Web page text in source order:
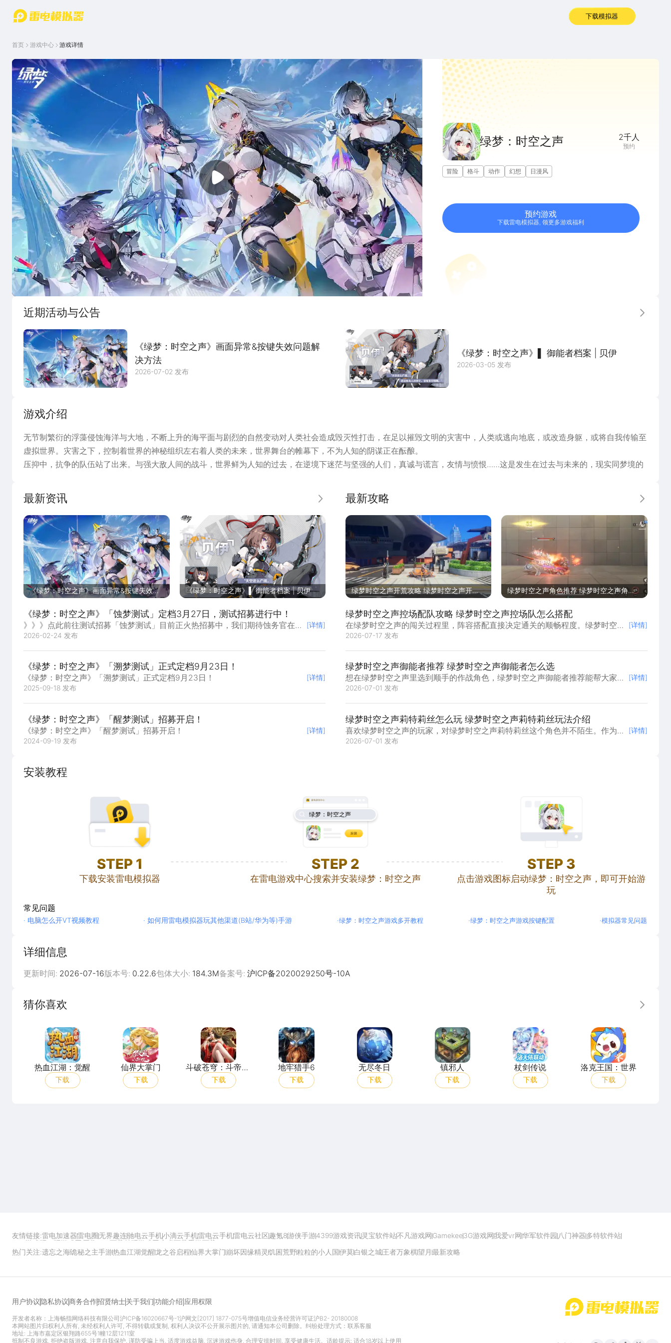
首页
游戏资
云游戏
坛
WIKI
下载模拟器
首页 游戏中心 游戏详情
宣传片 图集(1/5)
绿梦：时空之声 2千人
预约
冒险 格斗 动作 幻想 日漫风
预约游戏
下载雷电模拟器, 领更多游戏福利
近期活动与公告 更多
《绿梦：时空之声》画面异常&按键失效问题解
决方法
2026-07-02 发布
《绿梦：时空之声》▌ 御能者档案 | 贝伊
2026-03-05 发布
游戏介绍
无节制繁衍的浮藻侵蚀海洋与大地，不断上升的海平面与剧烈的自然变动对人类社会造成毁灭性打击，在足以摧毁文明的灾害中，人类或逃向地底，或改造身躯，或将自我传输至
虚拟世界。灾害之下，控制着世界的神秘组织左右着人类的未来，世界舞台的帷幕下，不为人知的阴谋正在酝酿。
压抑中，抗争的队伍站了出来。与强大敌人间的战斗，世界鲜为人知的过去，在逆境下迷茫与坚强的人们，真诚与谎言，友情与愤恨……这是发生在过去与未来的，现实同梦境的
最新资讯 更多
《绿梦：时空之声》画面异常&按键失效问
《绿梦：时空之声》▌ 御能者档案 | 贝伊
《绿梦：时空之声》「蚀梦测试」定档3月27日，测试招募进行中！
》》》点此前往测试招募「蚀梦测试」目前正火热招募中，我们期待蚀务官在哈
洛星球上开启全新的冒险。值此新...
[详情]
2026-02-24 发布
《绿梦：时空之声》「溯梦测试」正式定档9月23日！
《绿梦：时空之声》「溯梦测试」正式定档9月23日！
[详情]
2025-09-18 发布
《绿梦：时空之声》「醒梦测试」招募开启！
《绿梦：时空之声》「醒梦测试」招募开启！
[详情]
2024-09-19 发布
最新攻略 更多
绿梦时空之声开荒攻略 绿梦时空之声开荒
绿梦时空之声角色推荐 绿梦时空之声角色
绿梦时空之声控场配队攻略 绿梦时空之声控场队怎么搭配
在绿梦时空之声的闯关过程里，阵容搭配直接决定通关的顺畅程度。绿梦时空之
声控场配队的思路，围绕角色切换机制搭建，不存在固定的前排后排坦克定位。
这套配队靠不同角色的技能联动把控战场节奏，给输出创造稳定环境。绿梦时空
之声控场配队的核心逻辑，是用多
[详情]
2026-07-17 发布
绿梦时空之声御能者推荐 绿梦时空之声御能者怎么选
想在绿梦时空之声里选到顺手的作战角色，绿梦时空之声御能者推荐能帮大家避
开不少弯路。这款二次元动作游戏里角色定位差异很大，有输出有辅助各有职
能，选对了开荒和打BOSS都能轻松不少。今天这份绿梦时空之声御能者推荐，
[详情]
2026-07-01 发布
绿梦时空之声莉特莉丝怎么玩 绿梦时空之声莉特莉丝玩法介绍
喜欢绿梦时空之声的玩家，对绿梦时空之声莉特莉丝这个角色并不陌生。作为游
戏里人气颇高的远程输出位，她的上手难度和实战表现一直是玩家讨论的热点话
[详情]
2026-07-01 发布
安装教程
STEP 1
下载安装雷电模拟器
绿梦：时空之声
STEP 2
在雷电游戏中心搜索并安装绿梦：时空之声
STEP 3
点击游戏图标启动绿梦：时空之声，即可开始游
玩
常见问题
· 电脑怎么开VT视频教程 · 如何用雷电模拟器玩其他渠道(B站/华为等)手游 ·绿梦：时空之声游戏多开教程 ·绿梦：时空之声游戏按键配置 ·模拟器常见问题
详细信息
更新时间: 2026-07-16版本号: 0.22.6包体大小: 184.3M备案号: 沪ICP备2020029250号-10A
猜你喜欢 更多
热血江湖：觉醒
热血江湖：觉醒
下载
仙界大掌门
仙界大掌门
下载
斗破苍穹：斗帝之路
斗破苍穹：斗帝之
下载
地牢猎手6
地牢猎手6
下载
无尽冬日
无尽冬日
下载
镇邪人
镇邪人
下载
杖剑传说
杖剑传说
下载
洛克王国：世界
洛克王国：世界
下载
友情链接:雷电加速器雷电圈无界趣连驰电云手机小滴云手机雷电云手机雷电云社区趣氪8游侠手游4399游戏资讯灵宝软件站不凡游戏网Gamekee3G游戏网我爱vr网华军软件园八门神器多特软件站
ZOL游戏 玩一玩游戏网 历趣APP下载 特玩游戏网 安卓下载 手游下载
热门关注:遗忘之海诡秘之主手游热血江湖觉醒龙之谷启程仙界大掌门崩坏因缘精灵 饥困荒野粒粒的小人国伊莫白银之城王者万象棋望月 最新攻略
用户协议 隐私协议商务合作招贤纳士关于我们功能介绍 应用权限
开发者名称：上海畅指网络科技有限公司沪ICP备16020667号-1沪网文[2017] 1877-075号增值电信业务经营许可证沪B2- 20180008
本网站图片归权利人所有, 未经权利人许可, 不得转载或复制, 权利人决议不公开展示图片的, 请通知本公司删除。纠纷处理方式： 联系客服
地址: 上海市嘉定区银翔路655号1幢12层1211室
抵制不良游戏, 拒绝盗版游戏, 注意自我保护, 谨防受骗上当, 适度游戏益脑, 沉迷游戏伤身, 合理安排时间, 享受健康生活。适龄提示: 适合18岁以上使用
首页